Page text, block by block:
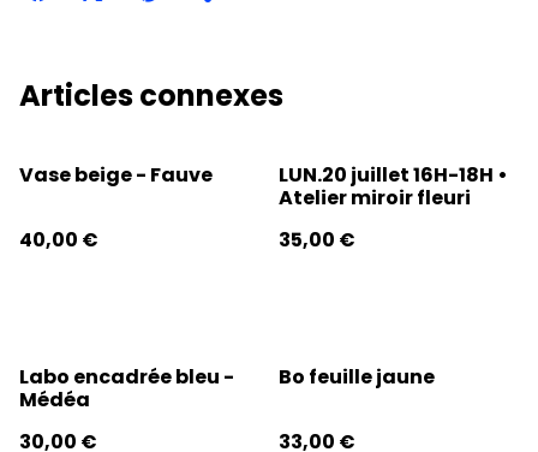
Articles connexes
Vase beige - Fauve
40,00 €
LUN.20 juillet 16H-18H •
Atelier miroir fleuri
35,00 €
Labo encadrée bleu -
Médéa
30,00 €
Bo feuille jaune
33,00 €